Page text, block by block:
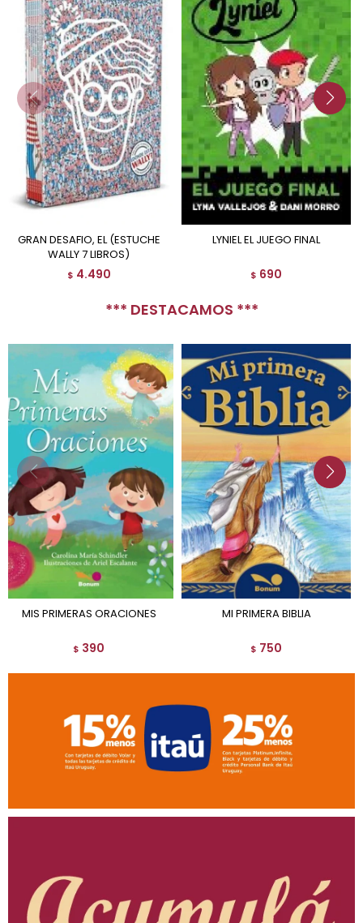
GRAN DESAFIO, EL (ESTUCHE
WALLY 7 LIBROS)
$ 4.490
LYNIEL EL JUEGO FINAL
$ 690
*** DESTACAMOS ***
MIS PRIMERAS ORACIONES
$ 390
MI PRIMERA BIBLIA
$ 750